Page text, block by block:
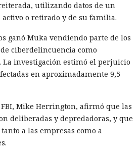
utilizando datos de un
o retirado y de su familia.
ganó Muka vendiendo parte de los
ciberdelincuencia como
La investigación estimó el perjuicio
en aproximadamente 9,5
Mike Herrington, afirmó que las
deliberadas y depredadoras, y que
a las empresas como a